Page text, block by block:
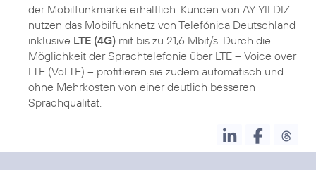
der Mobilfunkmarke erhältlich. Kunden von AY YILDIZ
nutzen das Mobilfunknetz von Telefónica Deutschland
inklusive LTE (4G) mit bis zu 21,6 Mbit/s. Durch die
Möglichkeit der Sprachtelefonie über LTE – Voice over
LTE (VoLTE) – profitieren sie zudem automatisch und
ohne Mehrkosten von einer deutlich besseren
Sprachqualität.